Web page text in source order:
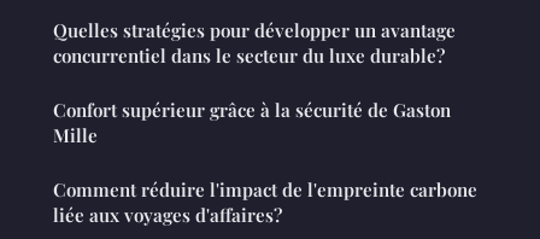
Quelles stratégies pour développer un avantage
concurrentiel dans le secteur du luxe durable?
Confort supérieur grâce à la sécurité de Gaston
Mille
Comment réduire l'impact de l'empreinte carbone
liée aux voyages d'affaires?